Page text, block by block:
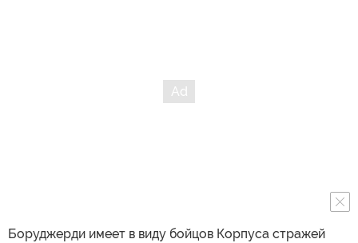
Боруджерди имеет в виду бойцов Корпуса стражей